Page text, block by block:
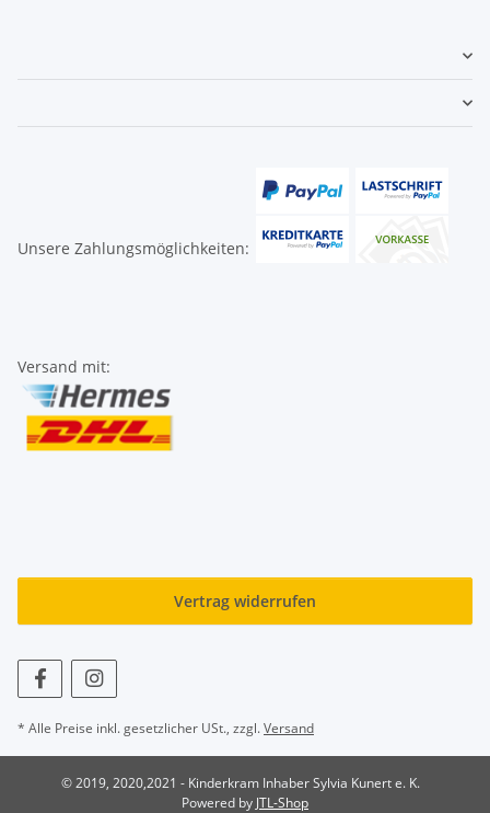
Unsere Zahlungsmöglichkeiten:
Versand mit:
Vertrag widerrufen
* Alle Preise inkl. gesetzlicher USt., zzgl.Versand
© 2019, 2020,2021 - Kinderkram Inhaber Sylvia Kunert e. K.
Powered by JTL-Shop